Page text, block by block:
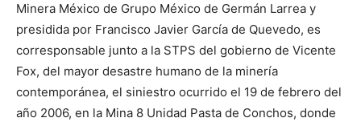
Minera México de Grupo México de Germán Larrea y
presidida por Francisco Javier García de Quevedo, es
corresponsable junto a la STPS del gobierno de Vicente
Fox, del mayor desastre humano de la minería
contemporánea, el siniestro ocurrido el 19 de febrero del
año 2006, en la Mina 8 Unidad Pasta de Conchos, donde